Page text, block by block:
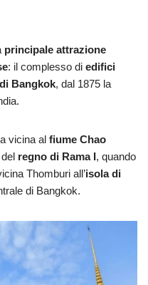
principale attrazione
: il complesso di edifici
Bangkok, dal 1875 la
vicina al fiume Chao
regno di Rama I, quando
Thomburi all’isola di
di Bangkok.